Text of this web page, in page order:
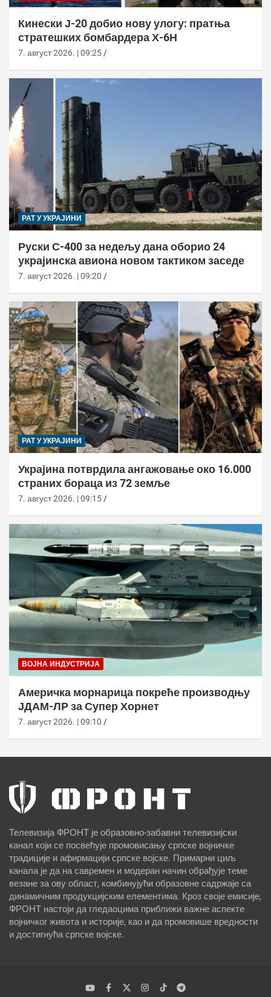
Кинески Ј-20 добио нову улогу: пратња
стратешких бомбардера Х-6Н
7. август 2026. | 09:25
РАТ У УКРАЈИНИ
Руски С-400 за недељу дана оборио 24
украјинска авиона новом тактиком заседе
7. август 2026. | 09:20
РАТ У УКРАЈИНИ
Украјина потврдила ангажовање око 16.000
страних бораца из 72 земље
7. август 2026. | 09:15
ВОЈНА ИНДУСТРИЈА
Америчка морнарица покреће производњу
ЈДАМ-ЛР за Супер Хорнет
7. август 2026. | 09:10
Телевизија ФРОНТ је образовно-забавни телевизијски
канал који се посвећује промовисању српске војничке
традиције и афирмацији српске војске. Примарни циљ
канала је да на савремен и модеран начин обрађује теме
везане за ову област, комбинујући образовне садржаје са
динамичним продукцијским елементима. Кроз своје емисије,
ФРОНТ настоји да гледаоцима приближи важне аспекте
војничког живота и историје, као и да промовише вредности
и достигнућа српске војске.